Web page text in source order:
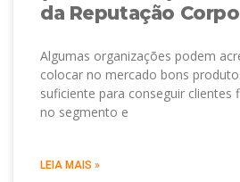
da Reputação
Algumas organizações podem
colocar no mercado bons
suficiente para conseguir clientes
no segmento e
LEIA MAIS »